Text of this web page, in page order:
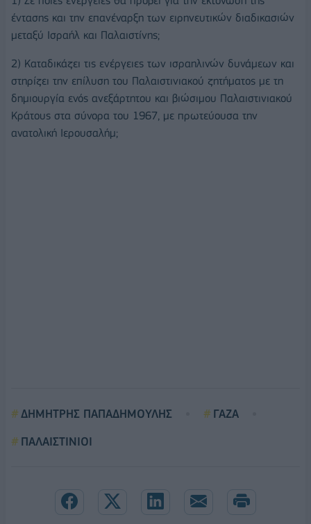
έντασης και την επανέναρξη των ειρηνευτικών διαδικασιών
μεταξύ Ισραήλ και Παλαιστίνης;
2) Καταδικάζει τις ενέργειες των ισραηλινών δυνάμεων και
στηρίζει την επίλυση του Παλαιστινιακού ζητήματος με τη
δημιουργία ενός ανεξάρτητου και βιώσιμου Παλαιστινιακού
Κράτους στα σύνορα του 1967, με πρωτεύουσα την
ανατολική Ιερουσαλήμ;
ΔΗΜΗΤΡΗΣ ΠΑΠΑΔΗΜΟΥΛΗΣ
ΓΑΖΑ
ΠΑΛΑΙΣΤΙΝΙΟΙ